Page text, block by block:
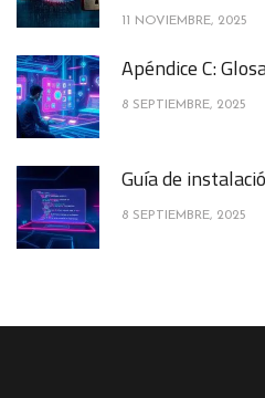
11 NOVIEMBRE, 2025
Apéndice C:
8 SEPTIEMBRE, 2025
Guía de
8 SEPTIEMBRE, 2025